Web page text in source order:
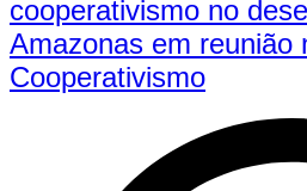
cooperativismo no
Amazonas em reunião
Cooperativismo